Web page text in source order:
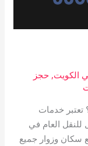
الكويت,حجز
خدمات
العام في
سكان وزوار جميع